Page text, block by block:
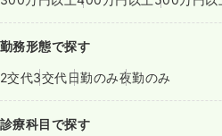
勤務形態で探す
2交代3交代日勤のみ夜勤のみ
診療科目で探す